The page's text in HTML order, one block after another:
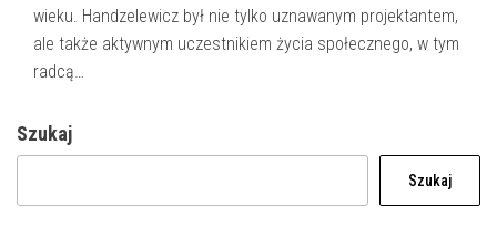
wieku. Handzelewicz był nie tylko uznawanym projektantem,
ale także aktywnym uczestnikiem życia społecznego, w tym
radcą…
Szukaj
Szukaj